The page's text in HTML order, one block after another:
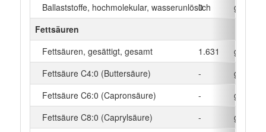
Ballaststoffe, hochmolekular, wasserunlöslich
0
g
Fettsäuren
Fettsäuren, gesättigt, gesamt
1.631
g
Fettsäure C4:0 (Buttersäure)
-
g
Fettsäure C6:0 (Capronsäure)
-
g
Fettsäure C8:0 (Caprylsäure)
-
g